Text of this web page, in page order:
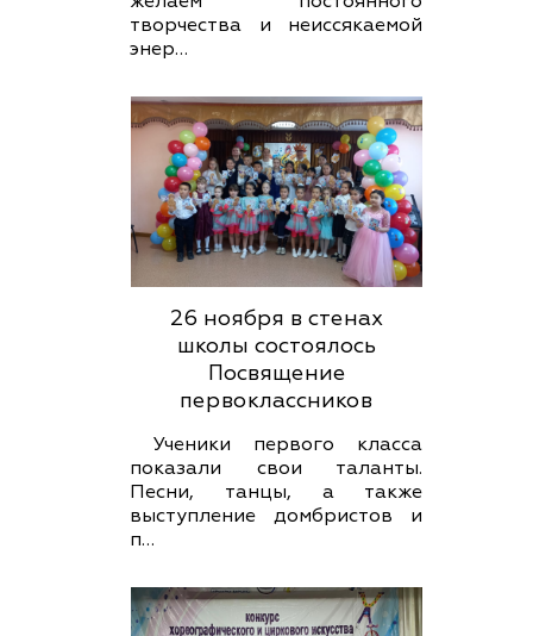
творчества и неиссякаемой
энер…
26 ноября в стенах
школы состоялось
Посвящение
первоклассников
Ученики первого класса
показали свои таланты.
Песни, танцы, а также
выступление домбристов и
п…